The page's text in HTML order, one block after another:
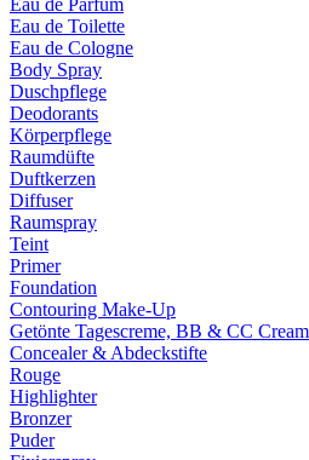
Eau de Parfum
Eau de Toilette
Eau de Cologne
Body Spray
Duschpflege
Deodorants
Körperpflege
Raumdüfte
Duftkerzen
Diffuser
Raumspray
Teint
Primer
Foundation
Contouring Make-Up
Getönte Tagescreme, BB & CC Cream
Concealer & Abdeckstifte
Rouge
Highlighter
Bronzer
Puder